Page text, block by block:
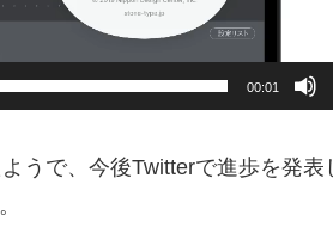
00:01
うで、今後Twitterで進歩を発表